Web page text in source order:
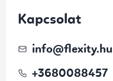
Kapcsolat
info@flexity.hu
+3680088457